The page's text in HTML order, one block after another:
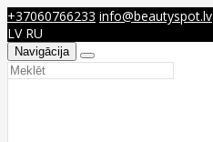
+37060766233 info@beautyspot.lv
LV RU
Navigācija